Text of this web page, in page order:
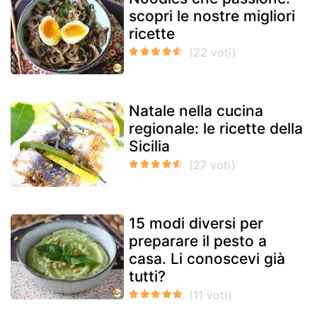
scopri le nostre migliori
ricette
Natale nella cucina
regionale: le ricette della
Sicilia
15 modi diversi per
preparare il pesto a
casa. Li conoscevi già
tutti?